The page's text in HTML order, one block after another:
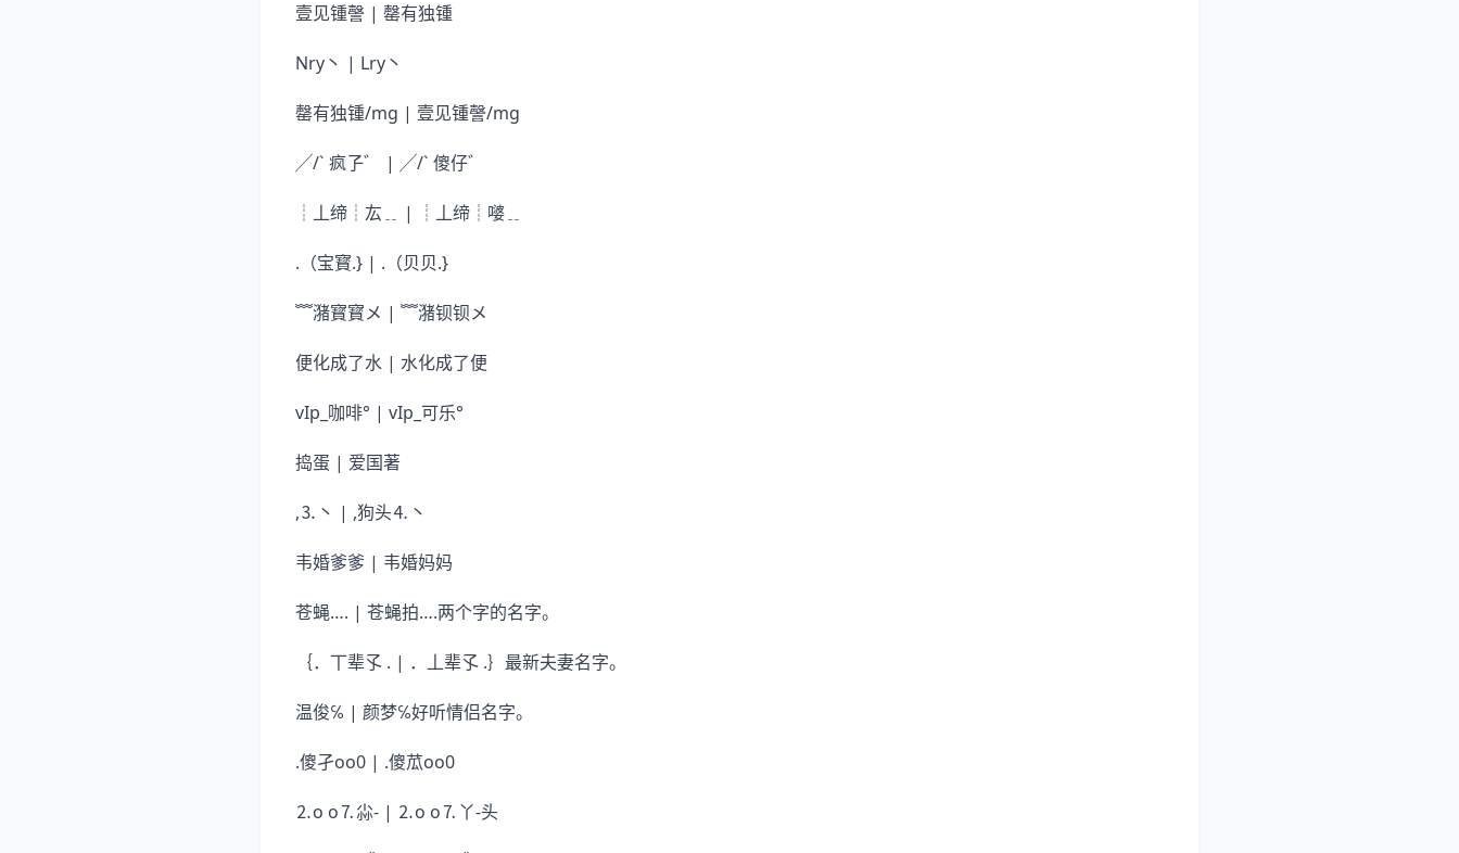
壹见锺謦 | 罄有独锺
Nry丶 | Lry丶
罄有独锺/mg | 壹见锺謦/mg
╱/` 疯孒゛ | ╱/` 傻仔゛
┊丄缔┊厷﹎ | ┊丄缔┊嘙﹎
.（宝寳.} | .（贝贝.}
﹌潴寳寳メ | ﹌潴钡钡メ
便化成了水 | 水化成了便
vIp_咖啡° | vIp_可乐°
捣蛋 | 爱国著
,⒊丶 | ,狗头⒋丶
韦婚爹爹 | 韦婚妈妈
苍蝇…. | 苍蝇拍….两个字的名字。
｛．丅辈孓 . | ．丄辈孓 .｝最新夫妻名字。
温俊℅ | 颜梦℅好听情侣名字。
.傻孑oo0 | .傻苽oo0
⒉o o⒎尛- | ⒉o o⒎丫-头